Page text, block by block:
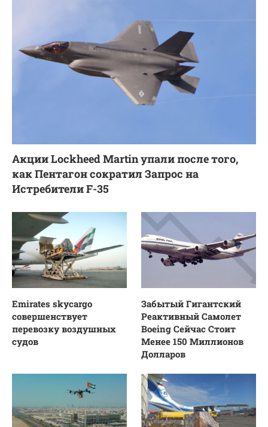
Акции Lockheed Martin упали после того,
как Пентагон сократил Запрос на
Истребители F-35
Emirates skycargo
совершенствует
перевозку воздушных
судов
Забытый Гигантский
Реактивный Самолет
Boeing Сейчас Стоит
Менее 150 Миллионов
Долларов